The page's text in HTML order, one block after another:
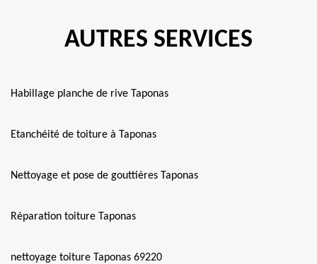
AUTRES SERVICES
Habillage planche de rive Taponas
Etanchéité de toiture à Taponas
Nettoyage et pose de gouttières Taponas
Réparation toiture Taponas
nettoyage toiture Taponas 69220